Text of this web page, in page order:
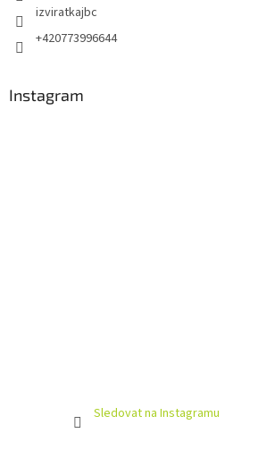
izviratkajbc
+420773996644
Instagram
Sledovat na Instagramu